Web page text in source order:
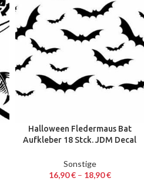
Halloween Fledermaus Bat
Aufkleber 18 Stck. JDM Decal
Sonstige
16,90€– 18,90€